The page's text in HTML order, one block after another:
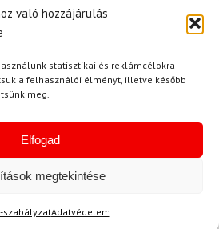
való hozzájárulás
statisztikai és reklámcélokra
a felhasználói élményt, illetve később
meg.
Elfogad
megtekintése
szabályzatAdatvédelem
MEGTEKINTETT Lehet,
Ingyenes szállítás